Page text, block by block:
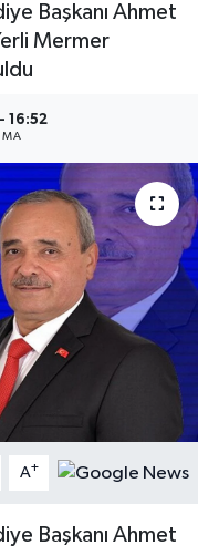
Başkanı Ahmet
Mermer
16:52
A+
Başkanı Ahmet